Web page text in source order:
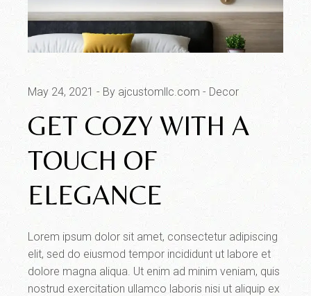
May 24, 2021 By ajcustomllc.com Decor
GET COZY WITH A
TOUCH OF
ELEGANCE
Lorem ipsum dolor sit amet, consectetur adipiscing
elit, sed do eiusmod tempor incididunt ut labore et
dolore magna aliqua. Ut enim ad minim veniam, quis
nostrud exercitation ullamco laboris nisi ut aliquip ex